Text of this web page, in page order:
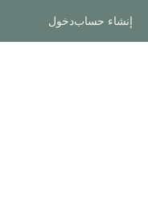
إنشاء حسابدخول